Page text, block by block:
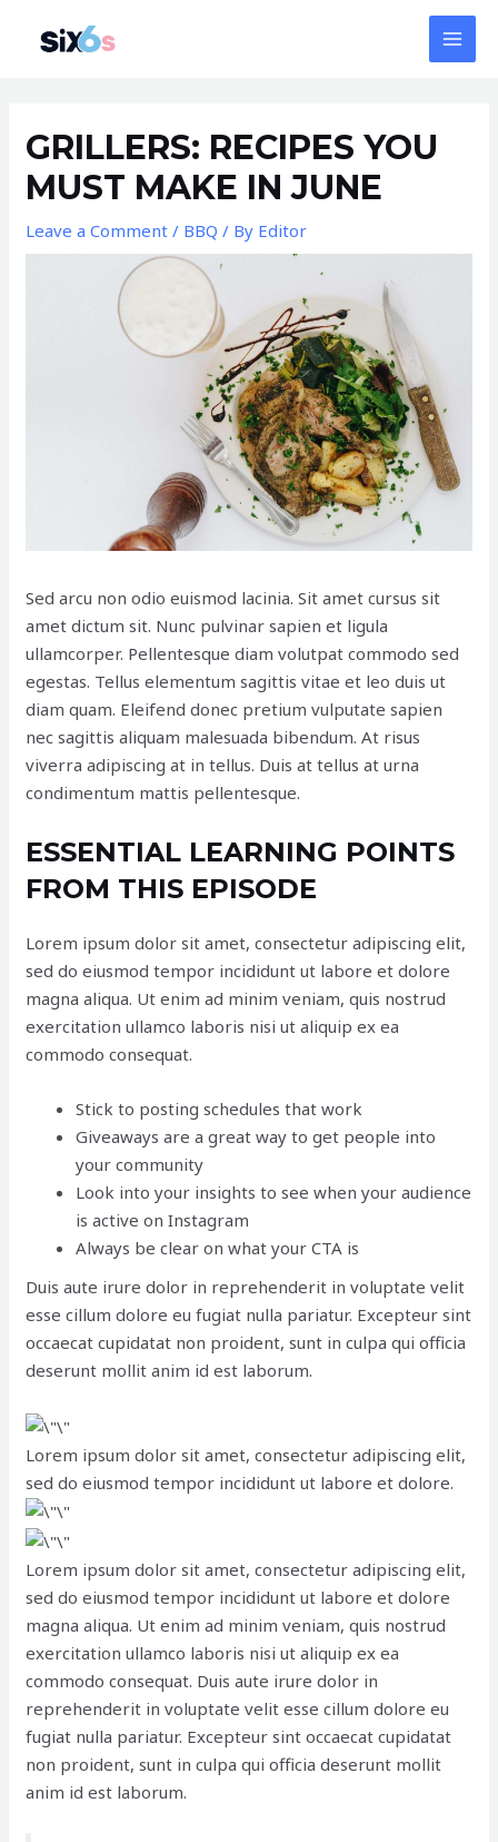
GRILLERS: RECIPES YOU
MUST MAKE IN JUNE
Leave a Comment / BBQ / By Editor
Sed arcu non odio euismod lacinia. Sit amet cursus sit
amet dictum sit. Nunc pulvinar sapien et ligula
ullamcorper. Pellentesque diam volutpat commodo sed
egestas. Tellus elementum sagittis vitae et leo duis ut
diam quam. Eleifend donec pretium vulputate sapien
nec sagittis aliquam malesuada bibendum. At risus
viverra adipiscing at in tellus. Duis at tellus at urna
condimentum mattis pellentesque.
ESSENTIAL LEARNING POINTS
FROM THIS EPISODE
Lorem ipsum dolor sit amet, consectetur adipiscing elit,
sed do eiusmod tempor incididunt ut labore et dolore
magna aliqua. Ut enim ad minim veniam, quis nostrud
exercitation ullamco laboris nisi ut aliquip ex ea
commodo consequat.
Stick to posting schedules that work
Giveaways are a great way to get people into
your community
Look into your insights to see when your audience
is active on Instagram
Always be clear on what your CTA is
Duis aute irure dolor in reprehenderit in voluptate velit
esse cillum dolore eu fugiat nulla pariatur. Excepteur sint
occaecat cupidatat non proident, sunt in culpa qui officia
deserunt mollit anim id est laborum.
Lorem ipsum dolor sit amet, consectetur adipiscing elit,
sed do eiusmod tempor incididunt ut labore et dolore.
Lorem ipsum dolor sit amet, consectetur adipiscing elit,
sed do eiusmod tempor incididunt ut labore et dolore
magna aliqua. Ut enim ad minim veniam, quis nostrud
exercitation ullamco laboris nisi ut aliquip ex ea
commodo consequat. Duis aute irure dolor in
reprehenderit in voluptate velit esse cillum dolore eu
fugiat nulla pariatur. Excepteur sint occaecat cupidatat
non proident, sunt in culpa qui officia deserunt mollit
anim id est laborum.